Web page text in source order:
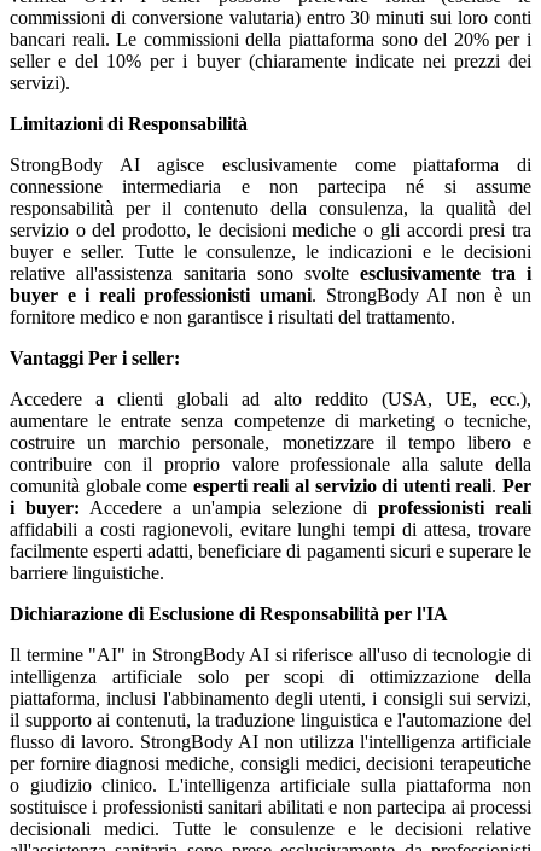
commissioni di conversione valutaria) entro 30 minuti sui loro conti
bancari reali. Le commissioni della piattaforma sono del 20% per i
seller e del 10% per i buyer (chiaramente indicate nei prezzi dei
servizi).
Limitazioni di Responsabilità
StrongBody AI agisce esclusivamente come piattaforma di
connessione intermediaria e non partecipa né si assume
responsabilità per il contenuto della consulenza, la qualità del
servizio o del prodotto, le decisioni mediche o gli accordi presi tra
buyer e seller. Tutte le consulenze, le indicazioni e le decisioni
relative all'assistenza sanitaria sono svolte esclusivamente tra i
buyer e i reali professionisti umani. StrongBody AI non è un
fornitore medico e non garantisce i risultati del trattamento.
Vantaggi Per i seller:
Accedere a clienti globali ad alto reddito (USA, UE, ecc.),
aumentare le entrate senza competenze di marketing o tecniche,
costruire un marchio personale, monetizzare il tempo libero e
contribuire con il proprio valore professionale alla salute della
comunità globale come esperti reali al servizio di utenti reali.Per
i buyer: Accedere a un'ampia selezione di professionisti reali
affidabili a costi ragionevoli, evitare lunghi tempi di attesa, trovare
facilmente esperti adatti, beneficiare di pagamenti sicuri e superare le
barriere linguistiche.
Dichiarazione di Esclusione di Responsabilità per l'IA
Il termine "AI" in StrongBody AI si riferisce all'uso di tecnologie di
intelligenza artificiale solo per scopi di ottimizzazione della
piattaforma, inclusi l'abbinamento degli utenti, i consigli sui servizi,
il supporto ai contenuti, la traduzione linguistica e l'automazione del
flusso di lavoro. StrongBody AI non utilizza l'intelligenza artificiale
per fornire diagnosi mediche, consigli medici, decisioni terapeutiche
o giudizio clinico. L'intelligenza artificiale sulla piattaforma non
sostituisce i professionisti sanitari abilitati e non partecipa ai processi
decisionali medici. Tutte le consulenze e le decisioni relative